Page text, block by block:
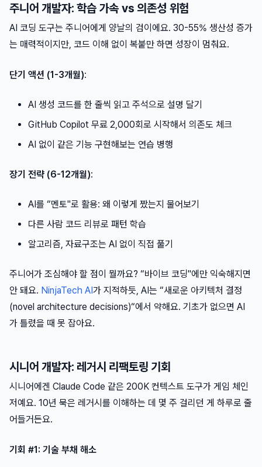
주니어 개발자: 학습 가속 vs 의존성 위험
AI 코딩 도구는 주니어에게 양날의 검이에요. 30-55% 생산성 증가
는 매력적이지만, 코드 이해 없이 복붙만 하면 성장이 멈춰요.
단기 액션 (1-3개월):
AI 생성 코드를 한 줄씩 읽고 주석으로 설명 달기
GitHub Copilot 무료 2,000회로 시작해서 의존도 체크
AI 없이 같은 기능 구현해보는 연습 병행
장기 전략 (6-12개월):
AI를 “멘토"로 활용: 왜 이렇게 짰는지 물어보기
다른 사람 코드 리뷰로 패턴 학습
알고리즘, 자료구조는 AI 없이 직접 풀기
주니어가 조심해야 할 점이 뭘까요? “바이브 코딩"에만 익숙해지면
안 돼요. NinjaTech AI가 지적하듯, AI는 “새로운 아키텍처 결정
(novel architecture decisions)“에서 약해요. 기초가 없으면 AI
가 틀렸을 때 못 잡아요.
시니어 개발자: 레거시 리팩토링 기회
시니어에겐 Claude Code 같은 200K 컨텍스트 도구가 게임 체인
저예요. 10년 묵은 레거시를 이해하는 데 몇 주 걸리던 게 하루로 줄
어들거든요.
기회 #1: 기술 부채 해소